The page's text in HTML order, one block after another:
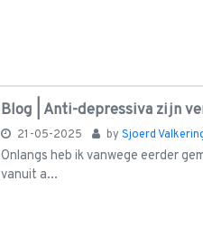
Blog | Anti-depressiva zijn
21-05-2025 by Sjoerd
Onlangs heb ik vanwege eerder
vanuit a...